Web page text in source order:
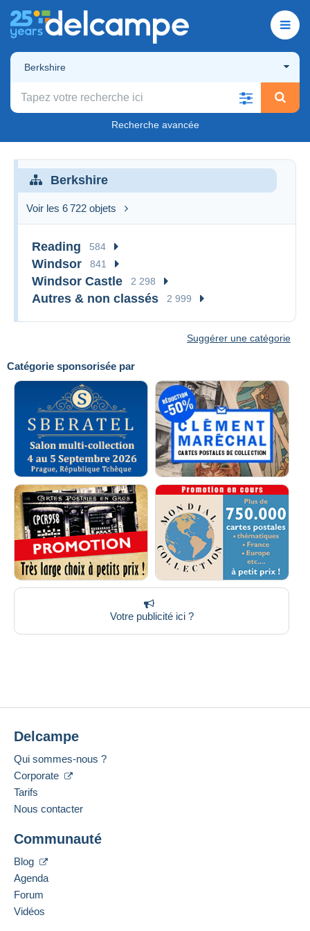
Berkshire
Recherche avancée
Catégorie sponsorisée par
Votre publicité ici ?
Berkshire
Voir les 6 722 objets
Reading 584
Windsor 841
Windsor Castle 2 298
Autres & non classés 2 999
Suggérer une catégorie
Delcampe
Qui sommes-nous ?
Corporate
Tarifs
Nous contacter
Communauté
Blog
Agenda
Forum
Vidéos